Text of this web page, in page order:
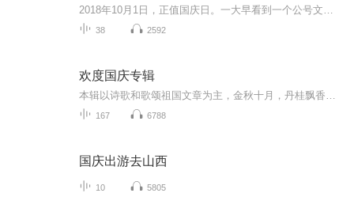
38 2592
欢度国庆专辑
167 6788
国庆出游去山西
10 5805